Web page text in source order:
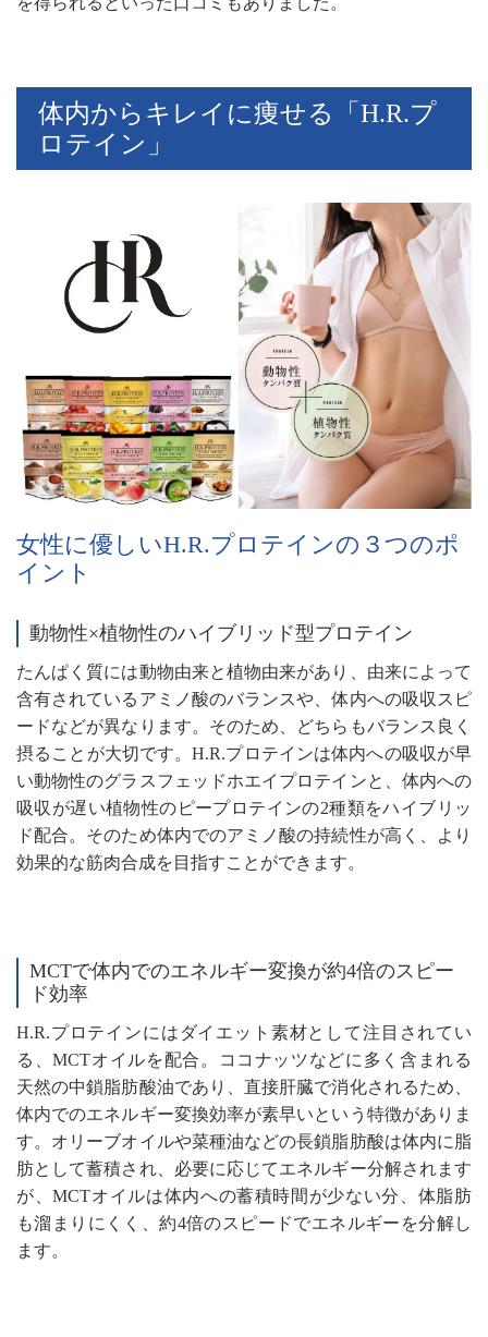
体内からキ レイに痩せる「H.R.プ
ロテイン」
女性に優しいH.R.プロテインの３つのポ
イント
動物性×植物性のハイブリッド型プロテイン
たんぱく質には動物由来と植物由来があり、由来によって
含有されているアミノ酸のバランスや、体内への吸収スピ
ードなどが異なります。そのため、どちらもバランス良く
摂ることが大切です。H.R.プロテインは体内への吸収が早
い動物性のグラスフェッドホエイプロテインと、体内への
吸収が遅い植物性のピープロテインの2種類をハイブリッ
ド配合。そのため体内でのアミノ酸の持続性が高く、より
効果的な筋肉合成を目指すことができます。
MCTで体内でのエネルギー変換が約4倍のスピー
ド効率
H.R.プロテインにはダイエット素材として注目されてい
る、MCTオイルを配合。ココナッツなどに多く含まれる
天然の中鎖脂肪酸油であり、直接肝臓で消化されるため、
体内でのエネルギー変換効率が素早いという特徴がありま
す。オリーブオイルや菜種油などの長鎖脂肪酸は体内に脂
肪として蓄積され、必要に応じてエネルギー分解されます
が、MCTオイルは体内への蓄積時間が少ない分、体脂肪
も溜まりにくく、約4倍のスピードでエネルギーを分解し
ます。